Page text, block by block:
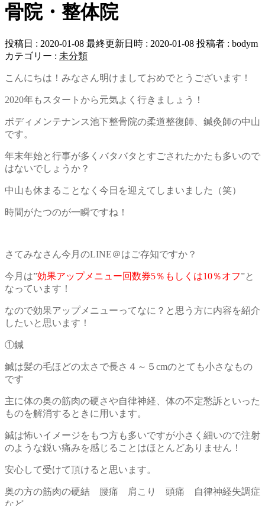
骨院・整体院
投稿日 : 2020-01-08 最終更新日時 : 2020-01-08 投稿者 : bodym
カテゴリー : 未分類
こんにちは！みなさん明けましておめでとうございます！
2020年もスタートから元気よく行きましょう！
ボディメンテナンス池下整骨院の柔道整復師、鍼灸師の中山
です。
年末年始と行事が多くバタバタとすごされたかたも多いので
はないでしょうか？
中山も休まることなく今日を迎えてしまいました（笑）
時間がたつのが一瞬ですね！
さてみなさん今月のLINE＠はご存知ですか？
今月は”効果アップメニュー回数券5％もしくは10％オフ”と
なっています！
なので効果アップメニューってなに？と思う方に内容を紹介
したいと思います！
①鍼
鍼は髪の毛ほどの太さで長さ４～５cmのとても小さなもの
です
主に体の奥の筋肉の硬さや自律神経、体の不定愁訴といった
ものを解消するときに用います。
鍼は怖いイメージをもつ方も多いですが小さく細いので注射
のような鋭い痛みを感じることはほとんどありません！
安心して受けて頂けると思います。
奥の方の筋肉の硬結 腰痛 肩こり 頭痛 自律神経失調症